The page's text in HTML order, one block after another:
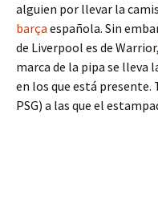
alguien por llevar la
barça española. Sin
de Liverpool es de Warrior,
marca de la pipa se lleva
en los que está presente.
PSG) a las que el